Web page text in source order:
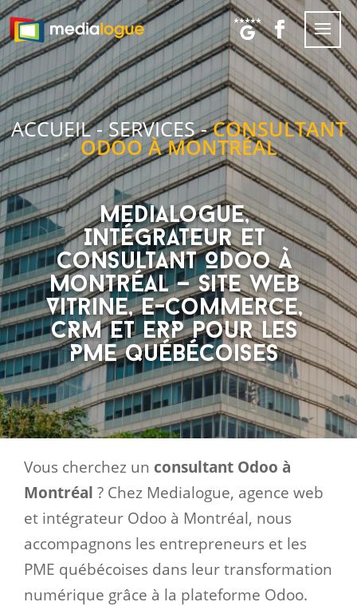
ACCUEIL-SERVICES-CONSULTANT
ODOO À MONTRÉAL
Medialogue,
Intégrateur et
Consultant Odoo à
Montréal — Site Web
Vitrine, E-commerce,
CRM et ERP pour les
PME québécoises
Vous cherchez un consultant Odoo à
Montréal ? Chez Medialogue, agence web
et intégrateur Odoo à Montréal, nous
accompagnons les entrepreneurs et les
PME québécoises dans leur transformation
numérique grâce à la plateforme Odoo.